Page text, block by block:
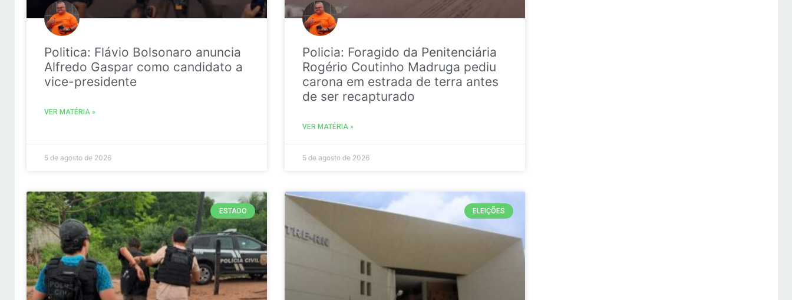
Politica: Flávio Bolsonaro anuncia
Alfredo Gaspar como candidato a
vice-presidente
VER MATÉRIA »
5 de agosto de 2026
Policia: Foragido da Penitenciária
Rogério Coutinho Madruga pediu
carona em estrada de terra antes
de ser recapturado
VER MATÉRIA »
5 de agosto de 2026
ESTADO ELEIÇÕES